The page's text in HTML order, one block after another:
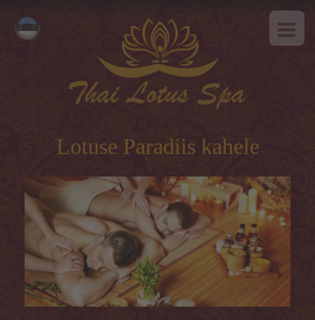
Русский
MEIST
Klassikaline massaaz
SPAa-programmid
Tai-programmid
Näohooldus
Lotuse Paradiis kahele